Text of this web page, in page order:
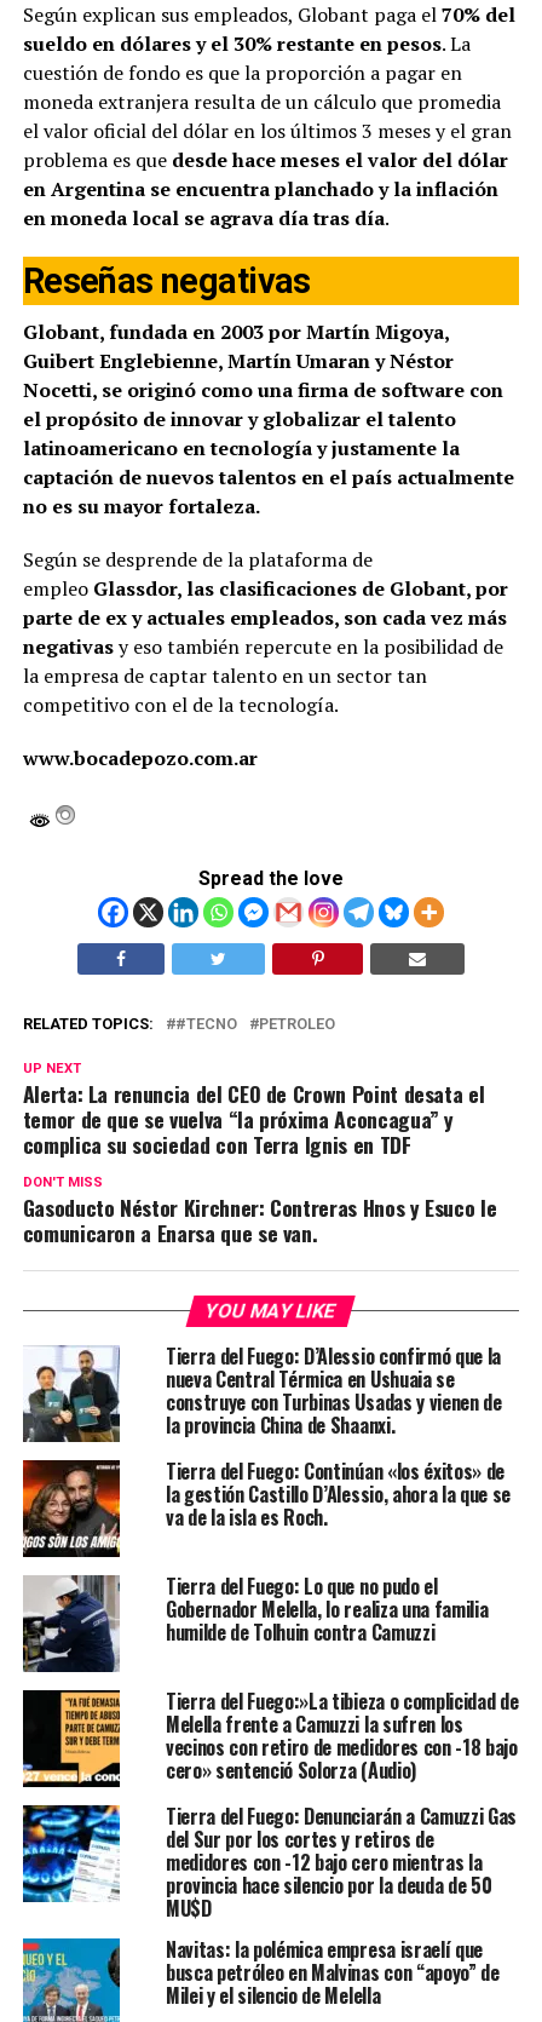
Según explican sus empleados, Globant paga el70% del
sueldo en dólares y el 30% restante en pesos. La
cuestión de fondo es que la proporción a pagar en
moneda extranjera resulta de un cálculo que promedia
el valor oficial del dólar en los últimos 3 meses y el gran
problema es que desde hace meses el valor del dólar
en Argentina se encuentra planchado y la inflación
en moneda local se agrava día tras día.
Reseñas negativas
Globant, fundada en 2003 por Martín Migoya,
Guibert Englebienne, Martín Umaran y Néstor
Nocetti, se originó como una firma de software con
el propósito de innovar y globalizar el talento
latinoamericano en tecnología y justamente la
captación de nuevos talentos en el país actualmente
no es su mayor fortaleza.
Según se desprende de la plataforma de
empleo Glassdor, las clasificaciones de Globant, por
parte de ex y actuales empleados, son cada vez más
negativasy eso también repercute en la posibilidad de
la empresa de captar talento en un sector tan
competitivo con el de la tecnología.
www.bocadepozo.com.ar
Spread the love
RELATED TOPICS: #TECNO PETROLEO
UP NEXT
Alerta: La renuncia del CEO de Crown Point desata el
temor de que se vuelva “la próxima Aconcagua” y
complica su sociedad con Terra Ignis en TDF
DON'T MISS
Gasoducto Néstor Kirchner: Contreras Hnos y Esuco le
comunicaron a Enarsa que se van.
YOU MAY LIKE
Tierra del Fuego: D’Alessio confirmó que la
nueva Central Térmica en Ushuaia se
construye con Turbinas Usadas y vienen de
la provincia China de Shaanxi.
Tierra del Fuego: Continúan «los éxitos» de
la gestión Castillo D’Alessio, ahora la que se
va de la isla es Roch.
Tierra del Fuego: Lo que no pudo el
Gobernador Melella, lo realiza una familia
humilde de Tolhuin contra Camuzzi
Tierra del Fuego:»La tibieza o complicidad de
Melella frente a Camuzzi la sufren los
vecinos con retiro de medidores con -18 bajo
cero» sentenció Solorza (Audio)
Tierra del Fuego: Denunciarán a Camuzzi Gas
del Sur por los cortes y retiros de
medidores con -12 bajo cero mientras la
provincia hace silencio por la deuda de 50
MU$D
Navitas: la polémica empresa israelí que
busca petróleo en Malvinas con “apoyo” de
Milei y el silencio de Melella